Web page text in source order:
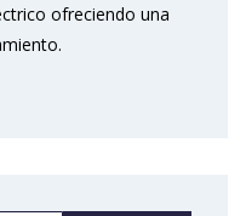
ofreciendo una